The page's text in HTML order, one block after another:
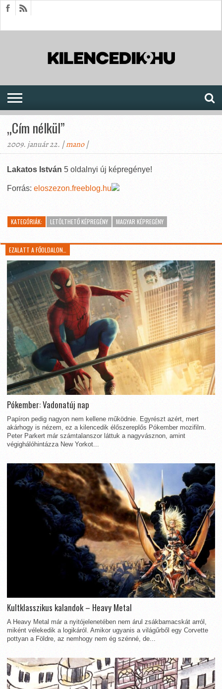
„Cím nélkül”
2009. január 22. |mano|
Lakatos István 5 oldalnyi új képregénye!
Forrás: eloszezon.freeblog.hu
KATEGÓRIÁK: LETÖLTHETŐ KÉPREGÉNY MAGYAR KÉPREGÉNY
EZALATT A FŐOLDALON…
Pókember: Vadonatúj nap
Papíron pedig nagyon nem kellene működnie. Egyrészt azért, mert
akárhogy is nézem, ez a kilencedik élőszereplős Pókember mozifilm.
Peter Parkert már számtalanszor láttuk a nagyvásznon, amint
végighálóhintázza New Yorkot...
Kultklasszikus kalandok – Heavy Metal
A Heavy Metal már a nyitójelenetében nem árul zsákbamacskát arról,
miként vélekedik a logikáról. Amikor ugyanis a világűrből egy Corvette
pottyan a Földre, az nemhogy nem ég szénné, de...